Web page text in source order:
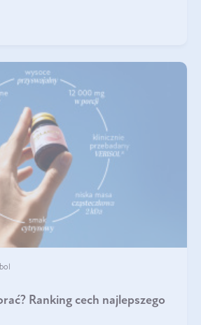
Ranking cech najlepszego